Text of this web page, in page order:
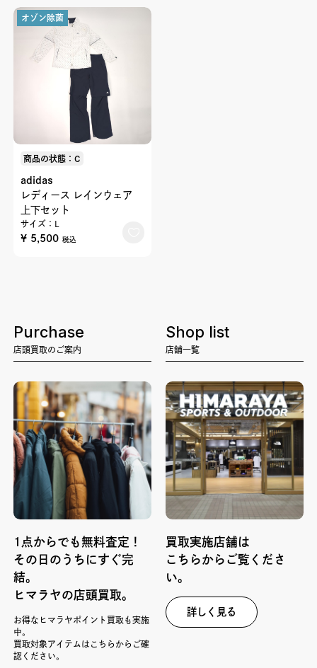
オゾン除菌
商品の状態：C
adidas
レディース レインウェア
上下セット
サイズ：L
¥ 5,500 税込
Purchase
店頭買取のご案内
1点からでも無料査定！
その日のうちにすぐ完
結。
ヒマラヤの店頭買取。
お得なヒマラヤポイント買取も実施
中。
買取対象アイテムはこちらからご確
認ください。
Shop list
店舗一覧
買取実施店舗は
こちらからご覧くださ
い。
詳しく見る